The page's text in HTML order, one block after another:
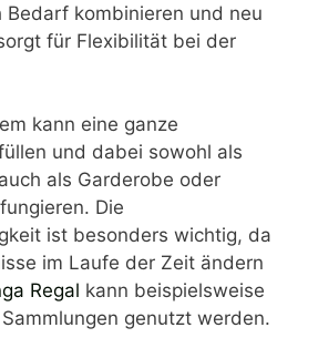
Bedarf kombinieren und neu
für Flexibilität bei der
kann eine ganze
und dabei sowohl als
als Garderobe oder
Die
ist besonders wichtig, da
im Laufe der Zeit ändern
Regal kann beispielsweise
genutzt werden.